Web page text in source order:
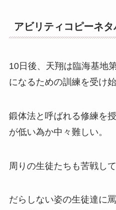
アビリティコピーネ
10日後、天翔は臨海基地
になるための訓練を受け
鍛体法と呼ばれる修練を
が低い為か中々難しい。
周りの生徒たちも苦戦し
だらしない姿の生徒達に